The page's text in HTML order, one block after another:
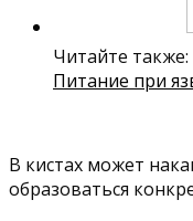
Читайте также:
Питание при
В кистах может
образоваться